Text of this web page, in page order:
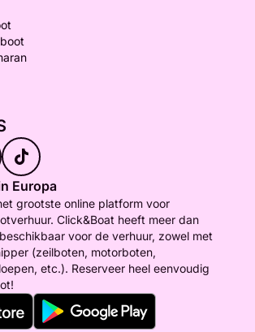
Europa
grootste online platform voor
Click&Boat heeft meer dan
voor de verhuur, zowel met
(zeilboten, motorboten,
etc.). Reserveer heel eenvoudig